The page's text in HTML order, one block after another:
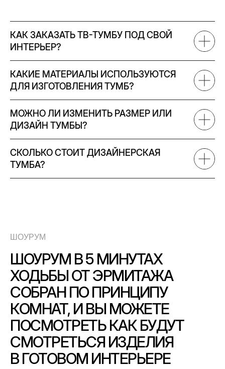
КАК ЗАКАЗАТЬ ТВ-ТУМБУ ПОД СВОЙ
ИНТЕРЬЕР?
КАКИЕ МАТЕРИАЛЫ ИСПОЛЬЗУЮТСЯ
ДЛЯ ИЗГОТОВЛЕНИЯ ТУМБ?
МОЖНО ЛИ ИЗМЕНИТЬ РАЗМЕР ИЛИ
ДИЗАЙН ТУМБЫ?
СКОЛЬКО СТОИТ ДИЗАЙНЕРСКАЯ
ТУМБА?
ШОУРУМ
ШОУРУМ В 5 МИНУТАХ
ХОДЬБЫ ОТ ЭРМИТАЖА
СОБРАН ПО ПРИНЦИПУ
КОМНАТ, И ВЫ МОЖЕТЕ
ПОСМОТРЕТЬ КАК БУДУТ
СМОТРЕТЬСЯ ИЗДЕЛИЯ
В ГОТОВОМ ИНТЕРЬЕРЕ